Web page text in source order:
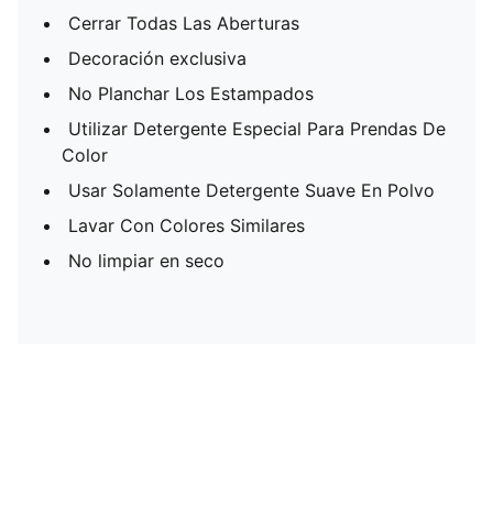
Cerrar Todas Las Aberturas
Decoración exclusiva
No Planchar Los Estampados
Utilizar Detergente Especial Para Prendas De
Color
Usar Solamente Detergente Suave En Polvo
Lavar Con Colores Similares
No limpiar en seco